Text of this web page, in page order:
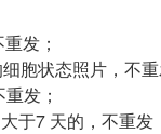
发；
胞状态照片，不重
发；
于7 天的，不重发